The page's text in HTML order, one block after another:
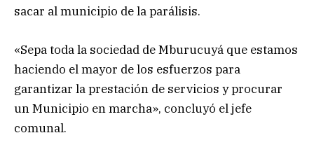
sacar al municipio de la parálisis.
«Sepa toda la sociedad de Mburucuyá que estamos
haciendo el mayor de los esfuerzos para
garantizar la prestación de servicios y procurar
un Municipio en marcha», concluyó el jefe
comunal.